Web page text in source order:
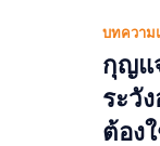
บทความ
กุญแ
ระวั
ต้อง